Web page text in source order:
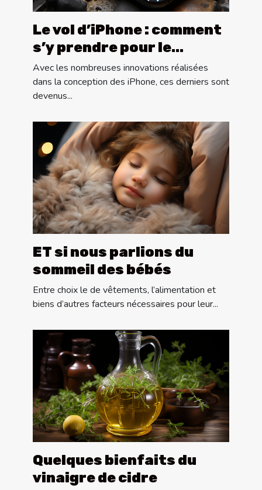
Le vol d’iPhone : comment
s’y prendre pour le
récupérer ?
Avec les nombreuses innovations réalisées
dans la conception des iPhone, ces derniers sont
devenus...
ET si nous parlions du
sommeil des bébés
Entre choix le de vêtements, l’alimentation et
biens d’autres facteurs nécessaires pour leur...
Quelques bienfaits du
vinaigre de cidre